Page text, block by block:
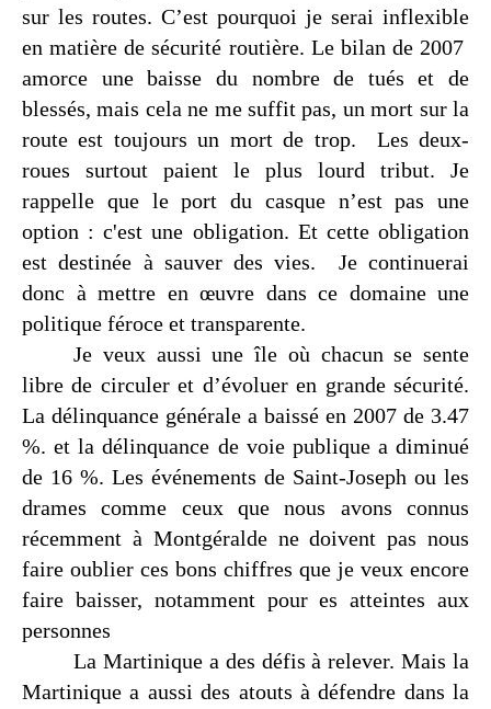
sur les routes. C’est pourquoi je serai inflexible
en matière de sécurité routière. Le bilan de 2007
amorce une baisse du nombre de tués et de
blessés, mais cela ne me suffit pas, un mort sur la
route est toujours un mort de trop.
Les deux-
roues surtout paient le plus lourd tribut. Je
rappelle que le port du casque n’est pas une
option : c'est une obligation. Et cette obligation
est destinée à sauver des vies.
Je continuerai
donc à mettre en œuvre dans ce domaine une
politique féroce et transparente.
Je veux aussi une île où chacun se sente
libre de circuler et d’évoluer en grande sécurité.
La délinquance générale a baissé en 2007 de 3.47
%. et la délinquance de voie publique a diminué
de 16 %. Les événements de Saint-Joseph ou les
drames comme ceux que nous avons connus
récemment à Montgéralde ne doivent pas nous
faire oublier ces bons chiffres que je veux encore
faire baisser, notamment pour es atteintes aux
personnes
La Martinique a des défis à relever. Mais la
Martinique a aussi des atouts à défendre dans la